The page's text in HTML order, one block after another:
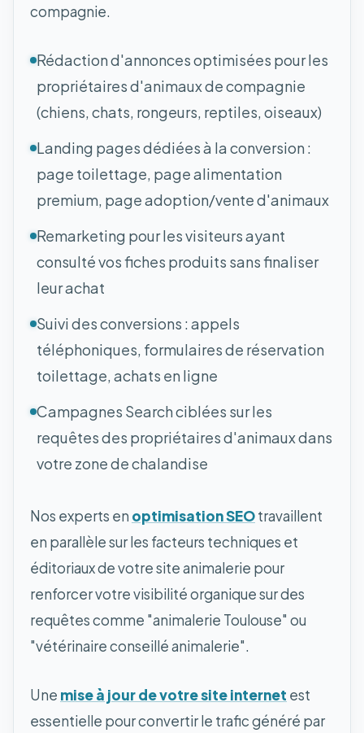
compagnie.
Rédaction d'annonces optimisées pour les
propriétaires d'animaux de compagnie
(chiens, chats, rongeurs, reptiles, oiseaux)
Landing pages dédiées à la conversion :
page toilettage, page alimentation
premium, page adoption/vente d'animaux
Remarketing pour les visiteurs ayant
consulté vos fiches produits sans finaliser
leur achat
Suivi des conversions : appels
téléphoniques, formulaires de réservation
toilettage, achats en ligne
Campagnes Search ciblées sur les
requêtes des propriétaires d'animaux dans
votre zone de chalandise
Nos experts en optimisation SEOtravaillent
en parallèle sur les facteurs techniques et
éditoriaux de votre site animalerie pour
renforcer votre visibilité organique sur des
requêtes comme "animalerie Toulouse" ou
"vétérinaire conseillé animalerie".
Une mise à jour de votre site internet est
essentielle pour convertir le trafic généré par